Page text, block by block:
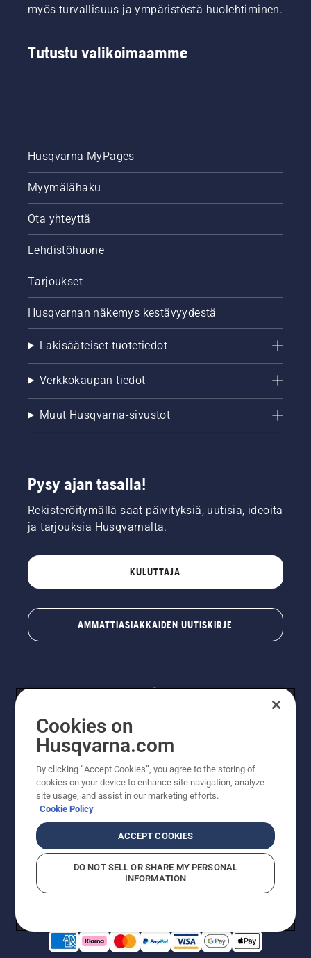
myös turvallisuus ja ympäristöstä huolehtiminen.
Tutustu valikoimaamme
Husqvarna MyPages
Myymälähaku
Ota yhteyttä
Lehdistöhuone
Tarjoukset
Husqvarnan näkemys kestävyydestä
Lakisääteiset tuotetiedot
Verkkokaupan tiedot
Muut Husqvarna-sivustot
Pysy ajan tasalla!
Rekisteröitymällä saat päivityksiä, uutisia, ideoita
ja tarjouksia Husqvarnalta.
KULUTTAJA
AMMATTIASIAKKAIDEN UUTISKIRJE
© Husqvarna AB (publ). Kaikki oikeudet pidätetään.
Hinnat ovat suositushintoja. Varaamme oikeudet
hintamuutoksiin, kirjoitus- ja sisältövirheisiin. Sivusto
pyritään pitämään mahdollisimman ajantasaisena ja
suositushintoja (sis. alv), ellei tuotetta voi ostaa
suoraan verkkosivustoltamme.
EvästekäytäntöKäyttöehdotTietosuojailmoitusTiedot
Epäillyistä rikkomuksista ilmoittaminen
Cookies on
Husqvarna.com
By clicking “Accept Cookies”, you agree to the storing of
cookies on your device to enhance site navigation, analyze
site usage, and assist in our marketing efforts.
Cookie Policy
ACCEPT COOKIES
DO NOT SELL OR SHARE MY PERSONAL
INFORMATION